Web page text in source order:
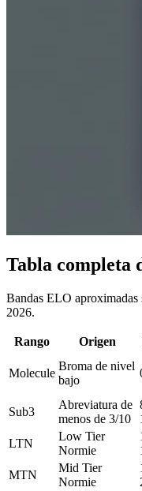
Tabla completa
Bandas ELO aproximadas
2026.
Rango Origen
Molecule
Broma de nivel
bajo
Sub3
Abreviatura de
menos de 3/10
LTN
Low Tier
Normie
MTN
Mid Tier
Normie